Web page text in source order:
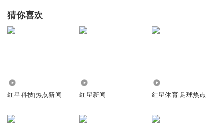
只是，声量并不一定能够转化为票房。电影市场一再证明
了：只有优质电影的相关营销，才能催出观众的观影需求与
目前来看，如果说影版《花千骨》有什么意义的话，就是再
着一个IP头衔就能卖座的时代，早已经过去，IP可以锦上添
猜你喜欢
红星科技|热点新闻 红星新闻 红星体育|足球热点